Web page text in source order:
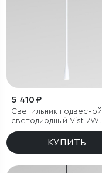
5 410 ₽
Светильник подвесной
светодиодный Vist 7W
3000K белый
КУПИТЬ